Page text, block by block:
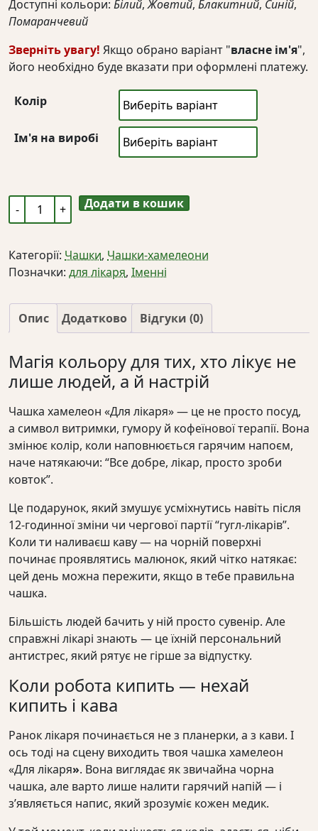
Доступні кольори: Білий,Жовтий, Блакитний, Синій,
Помаранчевий
Зверніть увагу! Якщо обрано варіант "власне ім'я",
його необхідно буде вказати при оформлені платежу.
Колір
Ім'я на виробі
Чашка
хамелеон
лікаря»
кількість
Додати в кошик
Категорії: Чашки, Чашки-хамелеони
Позначки: для лікаря, Іменні
Опис Додатково Відгуки (0)
Магія кольору для тих, хто лікує не
лише людей, а й настрій
Чашка хамелеон «Для лікаря» — це не просто посуд,
а символ витримки, гумору й кофеїнової терапії. Вона
змінює колір, коли наповнюється гарячим напоєм,
наче натякаючи: “Все добре, лікар, просто зроби
ковток”.
Це подарунок, який змушує усміхнутись навіть після
12-годинної зміни чи чергової партії “гугл-лікарів”.
Коли ти наливаєш каву — на чорній поверхні
починає проявлятись малюнок, який чітко натякає:
цей день можна пережити, якщо в тебе правильна
чашка.
Більшість людей бачить у ній просто сувенір. Але
справжні лікарі знають — це їхній персональний
антистрес, який рятує не гірше за відпустку.
Коли робота кипить — нехай
кипить і кава
Ранок лікаря починається не з планерки, а з кави. І
ось тоді на сцену виходить твоя чашка хамелеон
«Для лікаря». Вона виглядає як звичайна чорна
чашка, але варто лише налити гарячий напій — і
з’являється напис, який зрозуміє кожен медик.